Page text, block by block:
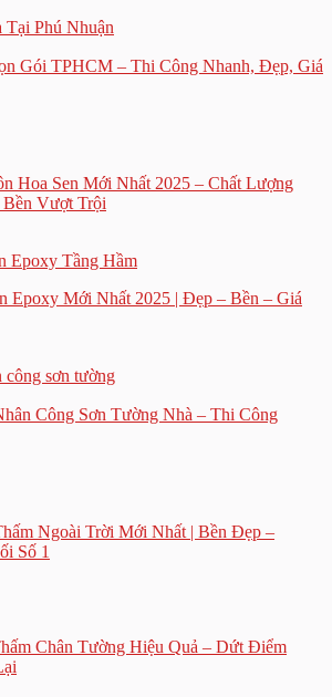
Gói TPHCM – Thi Công Nhanh, Đẹp, Giá
Hoa Sen Mới Nhất 2025 – Chất Lượng
Vượt Trội
Epoxy Mới Nhất 2025 | Đẹp – Bền – Giá
Công Sơn Tường Nhà – Thi Công
Ngoài Trời Mới Nhất | Bền Đẹp –
Số 1
Chân Tường Hiệu Quả – Dứt Điểm